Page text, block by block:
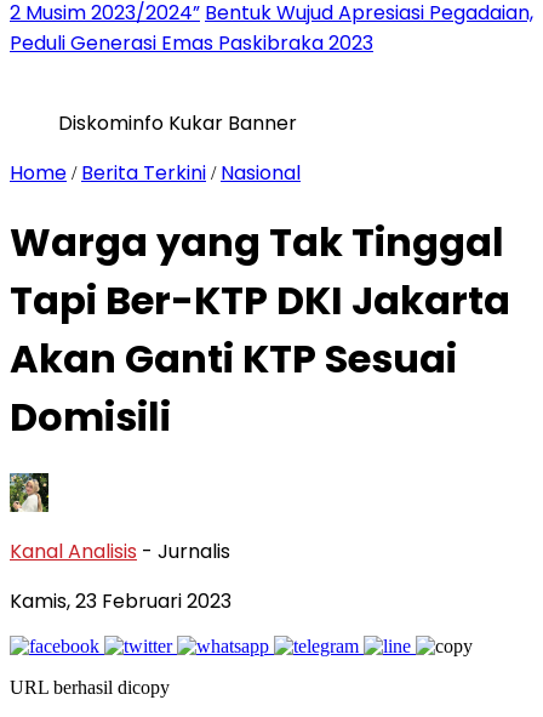
2 Musim 2023/2024” Bentuk Wujud Apresiasi Pegadaian,
Peduli Generasi Emas Paskibraka 2023
Diskominfo Kukar Banner
Home / Berita Terkini / Nasional
Warga yang Tak Tinggal
Tapi Ber-KTP DKI Jakarta
Akan Ganti KTP Sesuai
Domisili
Kanal Analisis - Jurnalis
Kamis, 23 Februari 2023
URL berhasil dicopy